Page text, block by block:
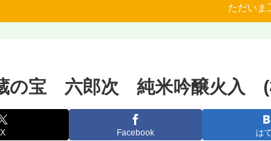
ただいま
の宝 六郎次 純米吟醸火入 (
X Facebook は